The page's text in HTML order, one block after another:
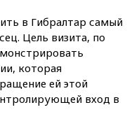
в Гибралтар самый
Цель визита, по
которая
ей этой
вход в